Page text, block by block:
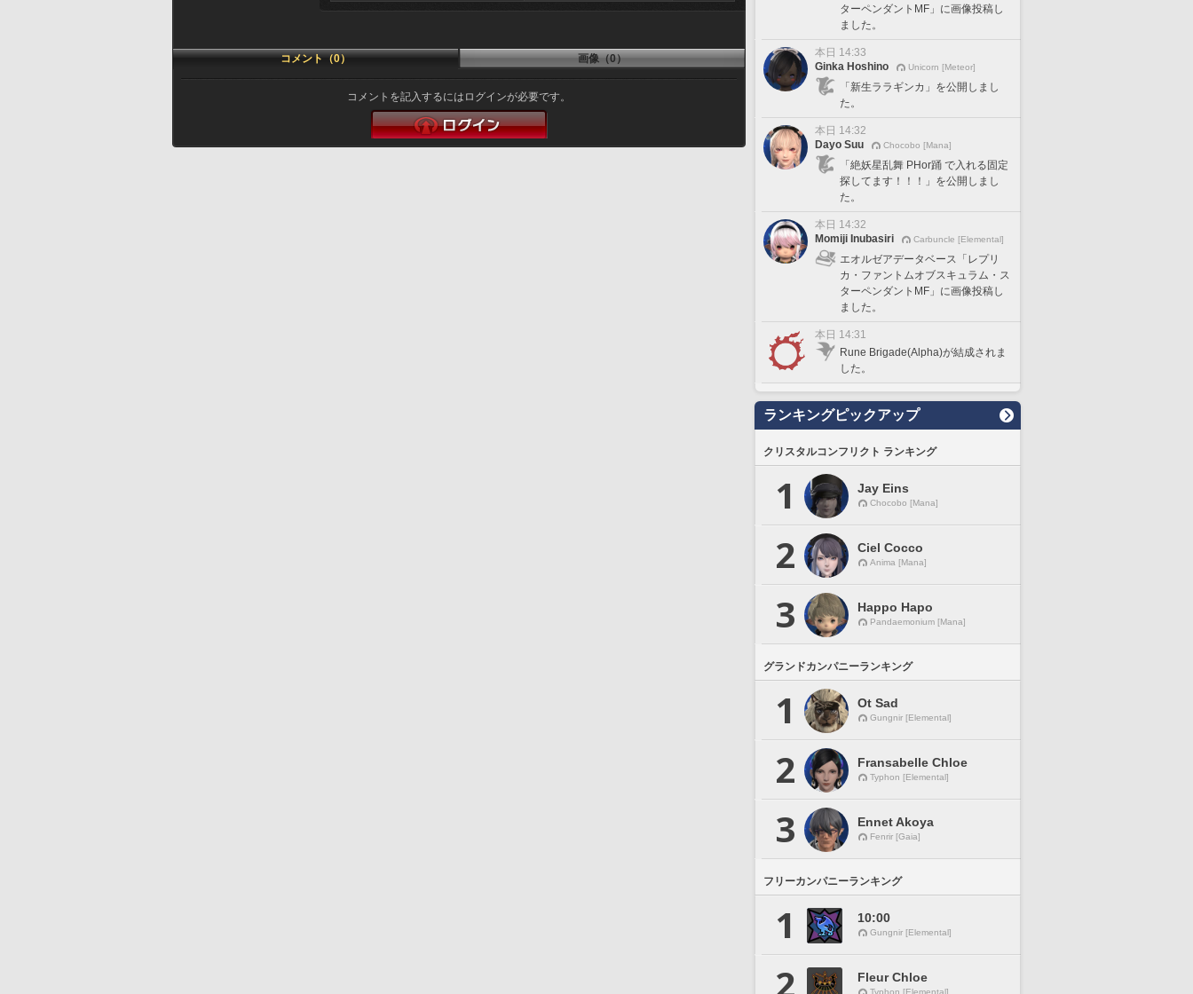
コメント（0） 画像（0）
コメントを記入するにはログインが必要です。
ターペンダントMF」に画像投稿し
ました。
本日 14:33
Ginka Hoshino
Unicorn [Meteor]
「新生ララギンカ」を公開しまし
た。
本日 14:32
Dayo Suu
Chocobo [Mana]
「絶妖星乱舞 PHor踊 で入れる固定
探してます！！！」を公開しまし
た。
本日 14:32
Momiji Inubasiri
Carbuncle [Elemental]
エオルゼアデータベース「レプリ
カ・ファントムオブスキュラム・ス
ターペンダントMF」に画像投稿し
ました。
本日 14:31
Rune Brigade(Alpha)が結成されま
した。
ランキングピックアップ
クリスタルコンフリクト ランキング
1 Jay Eins
Chocobo [Mana]
2 Ciel Cocco
Anima [Mana]
3 Happo Hapo
Pandaemonium [Mana]
グランドカンパニーランキング
1 Ot Sad
Gungnir [Elemental]
2 Fransabelle Chloe
Typhon [Elemental]
3 Ennet Akoya
Fenrir [Gaia]
フリーカンパニーランキング
1 10:00
Gungnir [Elemental]
2 Fleur Chloe
Typhon [Elemental]